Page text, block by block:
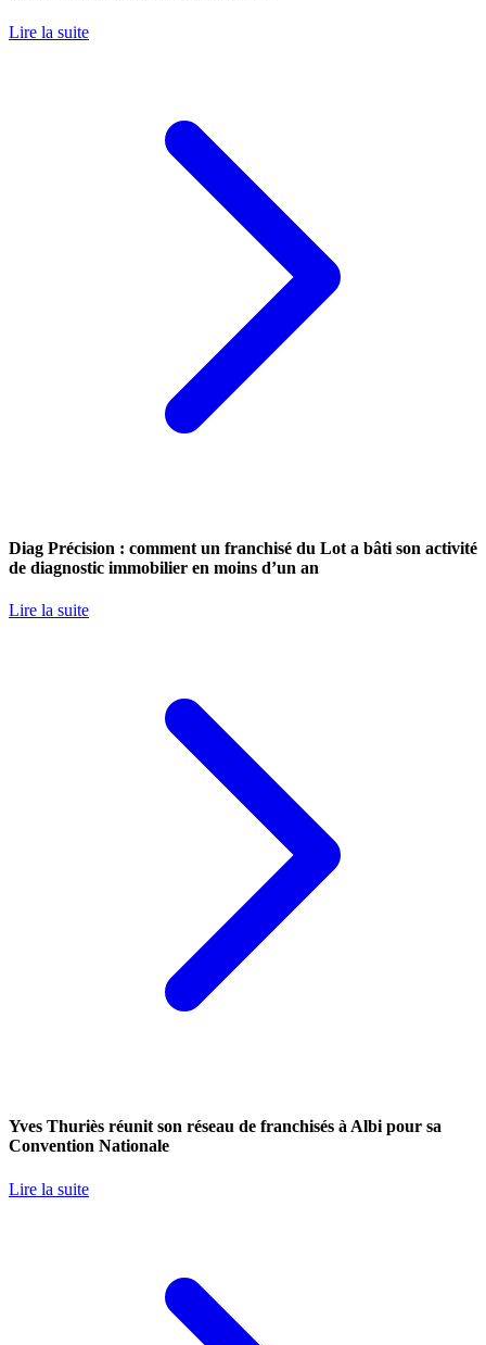
Lire la suite
Diag Précision : comment un franchisé du Lot a bâti son activité
de diagnostic immobilier en moins d’un an
Lire la suite
Yves Thuriès réunit son réseau de franchisés à Albi pour sa
Convention Nationale
Lire la suite